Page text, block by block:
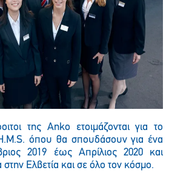
της Anko ετοιμάζονται για το
όπου θα σπουδάσουν για ένα
2019 έως Απρίλιος 2020 και
Ελβετία και σε όλο τον κόσμο.